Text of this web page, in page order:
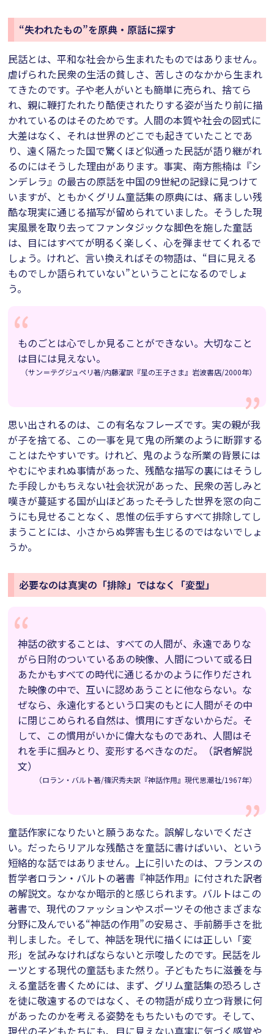
“失われたもの”を原典・原話に探す
民話とは、平和な社会から生まれたものではありません。
虐げられた民衆の生活の貧しさ、苦しさのなかから生まれ
てきたのです。子や老人がいとも簡単に売られ、捨てら
れ、親に鞭打たれたり酷使されたりする姿が当たり前に描
かれているのはそのためです。人間の本質や社会の図式に
大差はなく、それは世界のどこでも起きていたことであ
り、遠く隔たった国で驚くほど似通った民話が語り継がれ
るのにはそうした理由があります。事実、南方熊楠は『シ
ンデレラ』の最古の原話を中国の9世紀の記録に見つけて
いますが、ともかくグリム童話集の原典には、痛ましい残
酷な現実に通じる描写が留められていました。そうした現
実風景を取り去ってファンタジックな脚色を施した童話
は、目にはすべてが明るく楽しく、心を弾ませてくれるで
しょう。けれど、言い換えればその物語は、“目に見える
ものでしか語られていない”ということになるのでしょ
う。
ものごとは心でしか見ることができない。大切なこと
は目には見えない。
（サン＝テグジュペリ著/内藤濯訳『星の王子さま』岩波書店/2000年）
思い出されるのは、この有名なフレーズです。実の親が我
が子を捨てる、この一事を見て鬼の所業のように断罪する
ことはたやすいです。けれど、鬼のような所業の背景には
やむにやまれぬ事情があった、残酷な描写の裏にはそうし
た手段しかもちえない社会状況があった、民衆の苦しみと
嘆きが蔓延する国が山ほどあった――そうした世界を窓の向こ
うにも見せることなく、思惟の伝手すらすべて排除してし
まうことには、小さからぬ弊害も生じるのではないでしょ
うか。
必要なのは真実の「排除」ではなく「変型」
神話の欲することは、すべての人間が、永遠でありな
がら日附のついているあの映像、人間について或る日
あたかもすべての時代に通じるかのように作りだされ
た映像の中で、互いに認めあうことに他ならない。な
ぜなら、永遠化するという口実のもとに人間がその中
に閉じこめられる自然は、慣用にすぎないからだ。そ
して、この慣用がいかに偉大なものであれ、人間はそ
れを手に掴みとり、変形するべきなのだ。（訳者解説
文）
（ロラン・バルト著/篠沢秀夫訳『神話作用』現代思潮社/1967年）
童話作家になりたいと願うあなた。誤解しないでくださ
い。だったらリアルな残酷さを童話に書けばいい、という
短絡的な話ではありません。上に引いたのは、フランスの
哲学者ロラン・バルトの著書『神話作用』に付された訳者
の解説文。なかなか暗示的と感じられます。バルトはこの
著書で、現代のファッションやスポーツその他さまざまな
分野に及んでいる“神話の作用”の安易さ、手前勝手さを批
判しました。そして、神話を現代に描くには正しい「変
形」を試みなければならないと示唆したのです。民話をル
ーツとする現代の童話もまた然り。子どもたちに滋養を与
える童話を書くためには、まず、グリム童話集の恐ろしさ
を徒に敬遠するのではなく、その物語が成り立つ背景に何
があったのかを考える姿勢をもちたいものです。そして、